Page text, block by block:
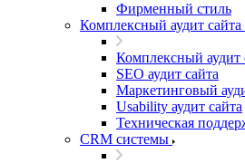
Фирменный стиль
Комплексный аудит сайта
Комплексный аудит
SEO аудит сайта
Маркетинговый
Usability аудит сайта
Техническая
CRM системы